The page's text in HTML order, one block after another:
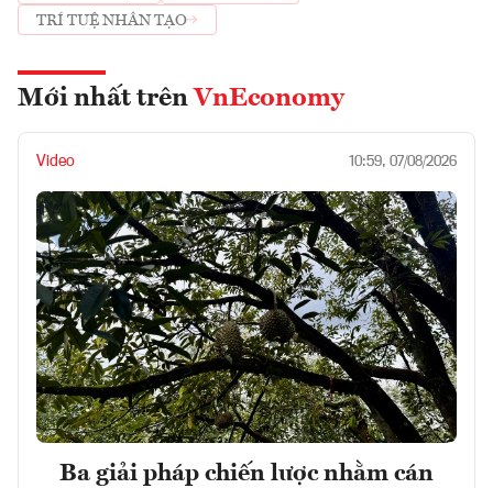
TRÍ TUỆ NHÂN TẠO
Mới nhất trên VnEconomy
Video 10:59, 07/08/2026
Ba giải pháp chiến lược nhằm cán